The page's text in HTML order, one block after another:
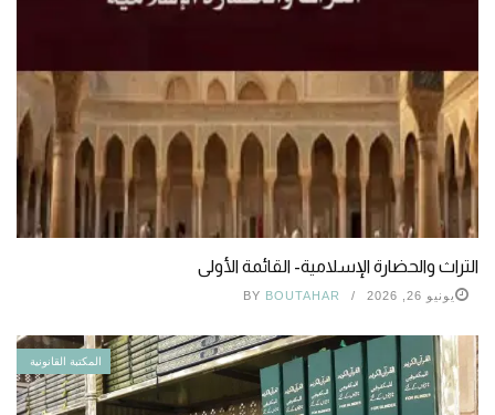
التراث والحضارة الإسلامية- القائمة الأولى
يونيو 26, 2026 BY BOUTAHAR
المكتبة القانونية